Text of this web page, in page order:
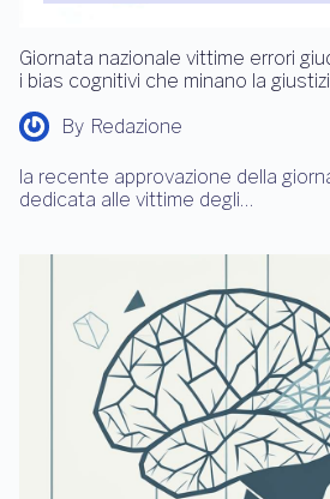
Giornata nazionale vittime errori
i bias cognitivi che minano la
By Redazione
la recente approvazione della
dedicata alle vittime degli…